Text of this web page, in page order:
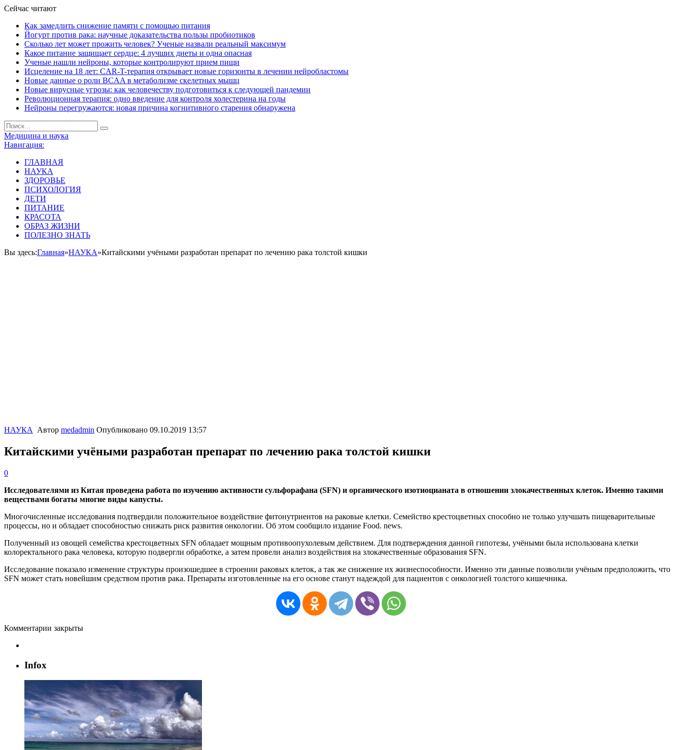
Сейчас читают
Как замедлить снижение памяти с помощью питания
Йогурт против рака: научные доказательства пользы пробиотиков
Сколько лет может прожить человек? Ученые назвали реальный максимум
Какое питание защищает сердце: 4 лучших диеты и одна опасная
Ученые нашли нейроны, которые контролируют прием пищи
Исцеление на 18 лет: CAR-T-терапия открывает новые горизонты в лечении нейробластомы
Новые данные о роли BCAA в метаболизме скелетных мышц
Новые вирусные угрозы: как человечеству подготовиться к следующей пандемии
Революционная терапия: одно введение для контроля холестерина на годы
Нейроны перегружаются: новая причина когнитивного старения обнаружена
Медицина и наука
Навигация:
ГЛАВНАЯ
НАУКА
ЗДОРОВЬЕ
ПСИХОЛОГИЯ
ДЕТИ
ПИТАНИЕ
КРАСОТА
ОБРАЗ ЖИЗНИ
ПОЛЕЗНО ЗНАТЬ
Вы здесь:Главная»НАУКА»Китайскими учёными разработан препарат по лечению рака толстой кишки
НАУКА Автор medadmin Опубликовано 09.10.2019 13:57
Китайскими учёными разработан препарат по лечению рака толстой кишки
0
Исследователями из Китая проведена работа по изучению активности сульфорафана (SFN) и органического изотиоцианата в отношении злокачественных клеток. Именно такими
веществами богаты многие виды капусты.
Многочисленные исследования подтвердили положительное воздействие фитонутриентов на раковые клетки. Семейство крестоцветных способно не только улучшать пищеварительные
процессы, но и обладает способностью снижать риск развития онкологии. Об этом сообщило издание Food. news.
Полученный из овощей семейства крестоцветных SFN обладает мощным противоопухолевым действием. Для подтверждения данной гипотезы, учёными была использована клетки
колоректального рака человека, которую подвергли обработке, а затем провели анализ воздействия на злокачественные образования SFN.
Исследование показало изменение структуры произошедшее в строении раковых клеток, а так же снижение их жизнеспособности. Именно эти данные позволили учёным предположить, что
SFN может стать новейшим средством против рака. Препараты изготовленные на его основе станут надеждой для пациентов с онкологией толстого кишечника.
Комментарии закрыты
Infox